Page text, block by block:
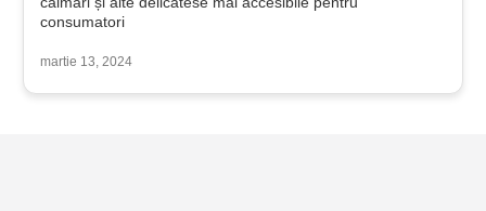
consumatori
martie 13, 2024